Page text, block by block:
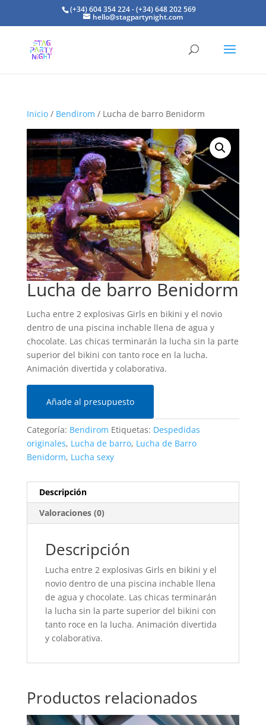
(+34) 604 354 224 - (+34) 648 202 569
hello@stagpartynight.com
Inicio/ Bendirom / Lucha de barro Benidorm
Lucha de barro Benidorm
Lucha entre 2 explosivas Girls en bikini y el novio
dentro de una piscina inchable llena de agua y
chocolate. Las chicas terminarán la lucha sin la parte
superior del bikini con tanto roce en la lucha.
Animación divertida y colaborativa.
Añade al presupuesto
Categoría: Bendirom Etiquetas: Despedidas
originales, Lucha de barro, Lucha de Barro
Benidorm, Lucha sexy
Descripción
Valoraciones (0)
Descripción
Lucha entre 2 explosivas Girls en bikini y el
novio dentro de una piscina inchable llena
de agua y chocolate. Las chicas terminarán
la lucha sin la parte superior del bikini con
tanto roce en la lucha. Animación divertida
y colaborativa.
Productos relacionados